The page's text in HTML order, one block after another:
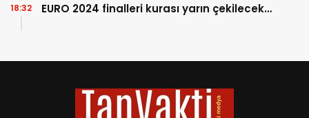
EURO 2024 finalleri kurası yarın çekilecek…
18:32